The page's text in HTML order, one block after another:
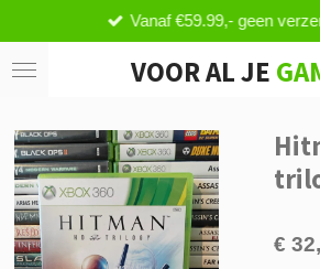
direct
naar
VOOR AL JE
Vanaf €59.99,- geen
€